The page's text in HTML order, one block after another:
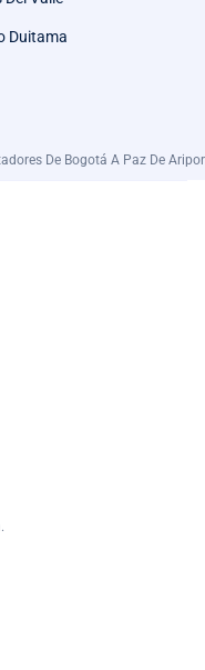
Duitama
De Bogotá A Paz De